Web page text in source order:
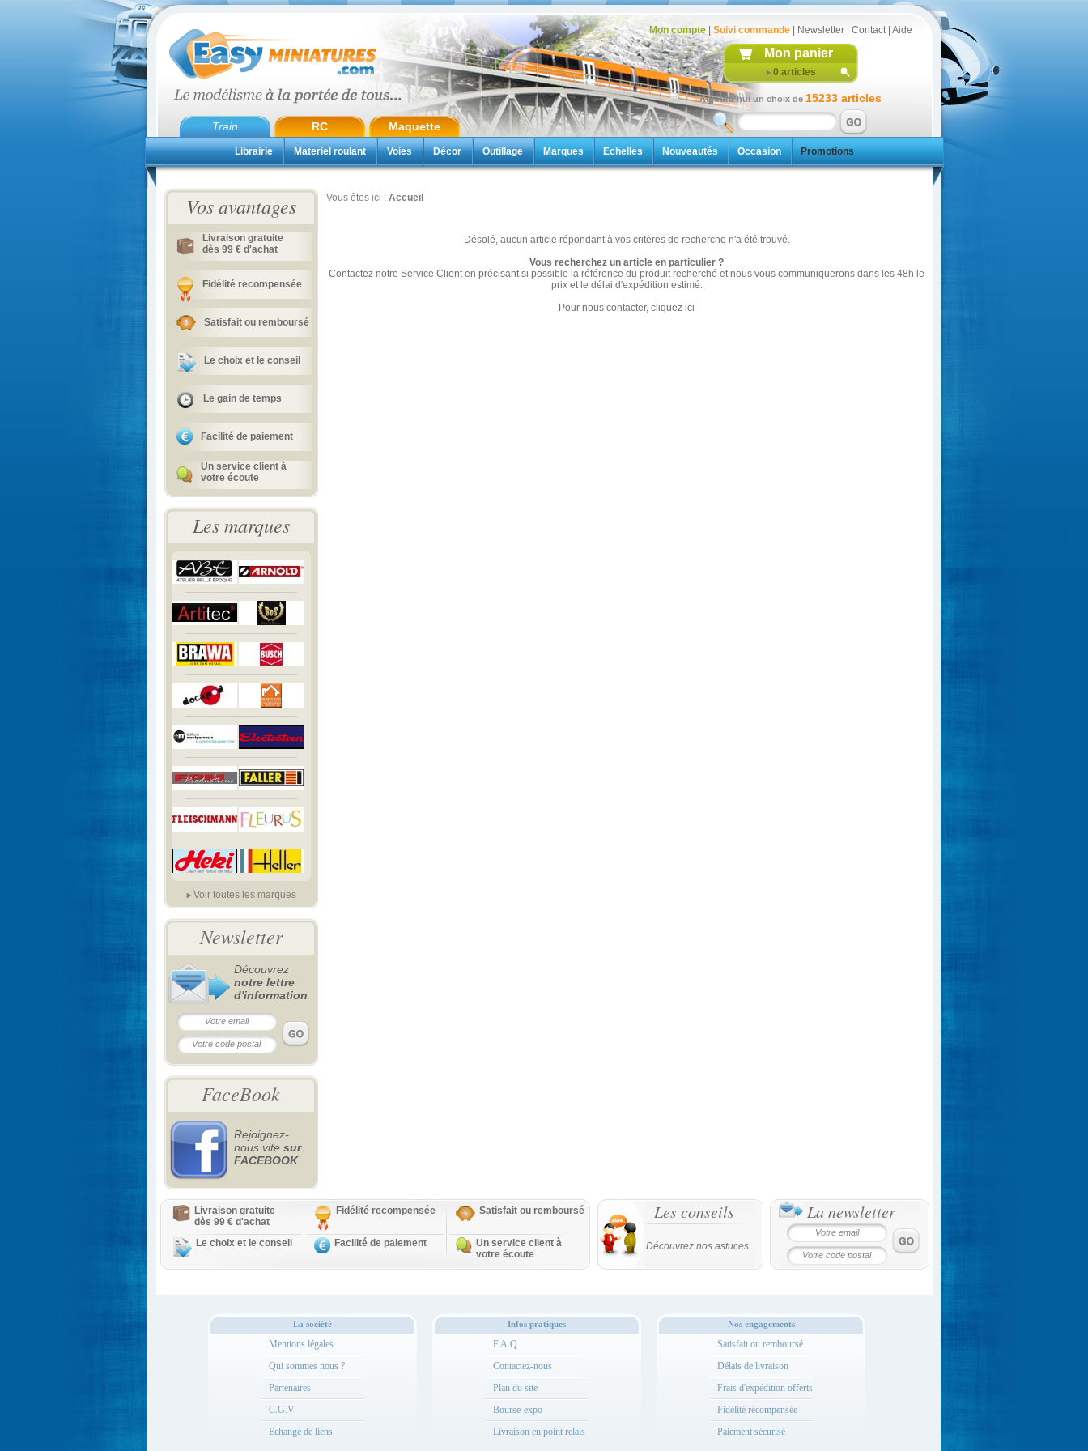
Train RC Maquette
Mon compte| Suivi commande| Newsletter| Contact| Aide
Mon panier
0 articles
Aujourd'hui un choix de 15233 articles
Librairie Materiel roulant Voies Décor Outillage Marques Echelles Nouveautés Occasion Promotions
Vos avantages
Livraison gratuite
dès 99 € d'achat
Fidélité recompensée
Satisfait ou remboursé
Le choix et le conseil
Le gain de temps
Facilité de paiement
Un service client à
votre écoute
Les marques
Voir toutes les marques
Newsletter
Découvrez
notre lettre
d'information
FaceBook
Rejoignez-
nous vite sur
FACEBOOK
Vous êtes ici : Accueil
Désolé, aucun article répondant à vos critères de recherche n'a été trouvé.
Vous recherchez un article en particulier ?
Contactez notre Service Client en précisant si possible la référence du produit recherché et nous vous communiquerons dans les 48h le
prix et le délai d'expédition estimé.
Pour nous contacter, cliquez ici
Livraison gratuite
dès 99 € d'achat
Fidélité recompensée Satisfait ou remboursé
Le choix et le conseil Facilité de paiement
Un service client à
votre écoute
Les conseils
Découvrez nos astuces
La newsletter
La société
Mentions légales
Qui sommes nous ?
Partenaires
C.G.V
Echange de liens
Infos pratiques
F.A.Q
Contactez-nous
Plan du site
Bourse-expo
Livraison en point relais
Nos engagements
Satisfait ou remboursé
Délais de livraison
Frais d'expédition offerts
Fidélité récompensée
Paiement sécurisé